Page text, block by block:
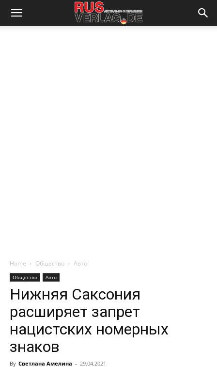
Home Общество Авто
Общество Авто
Нижняя Саксония
расширяет запрет
нацистских номерных
знаков
By Светлана Амелина - 29.04.2021